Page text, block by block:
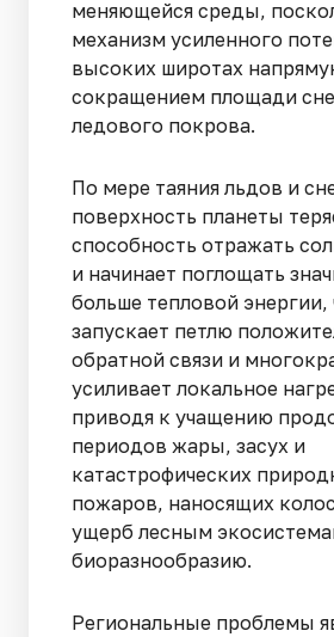
меняющейся среды,
механизм усиленного
высоких широтах
сокращением площади
ледового покрова.
По мере таяния льдов и
поверхность планеты
способность отражать
и начинает поглощать
больше тепловой энергии,
запускает петлю
обратной связи и
усиливает локальное
приводя к учащению
периодов жары, засух и
катастрофических
пожаров, наносящих
ущерб лесным
биоразнообразию.
Региональные проблемы